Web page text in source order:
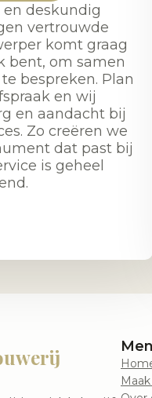
deskundig
vertrouwde
komt graag
bent, om samen
bespreken. Plan
en wij
en aandacht bij
Zo creëren we
dat past bij
is geheel